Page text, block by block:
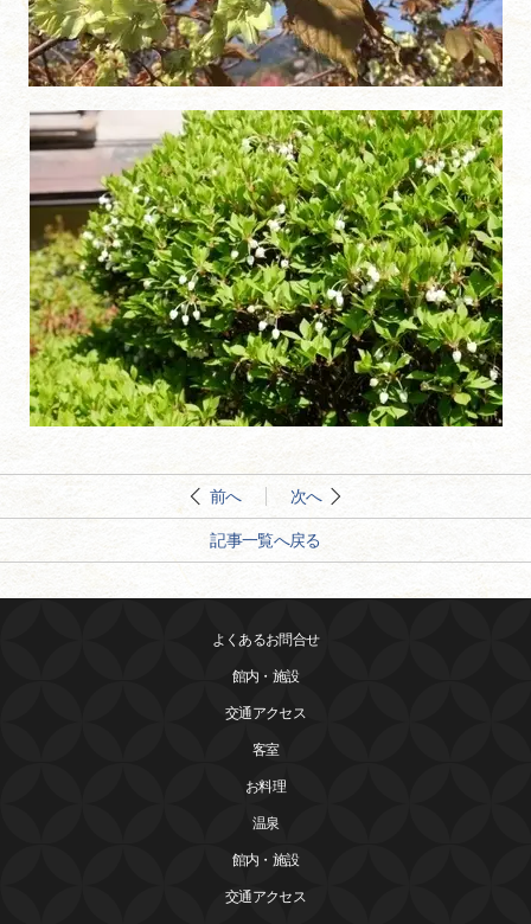
前へ 次へ
記事一覧へ戻る
よくあるお問合せ
館内・施設
交通アクセス
客室
お料理
温泉
館内・施設
交通アクセス